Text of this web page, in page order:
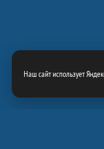
Наш сайт использует